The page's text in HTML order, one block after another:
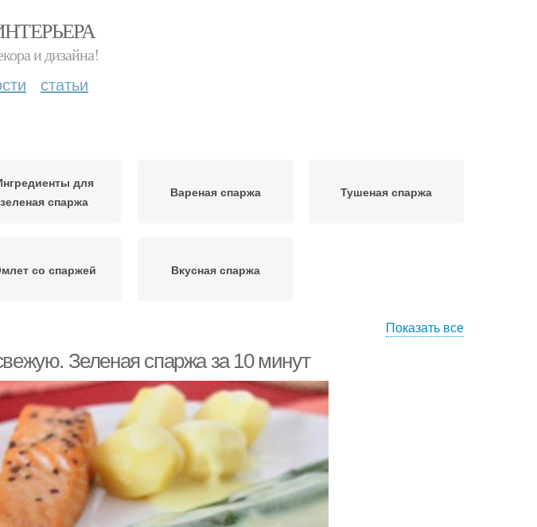
и дизайна!
статьи
для
зеленая спаржа
Вареная спаржа Тушеная спаржа
со спаржей Вкусная спаржа
Показать все
Зеленая спаржа за 10 минут